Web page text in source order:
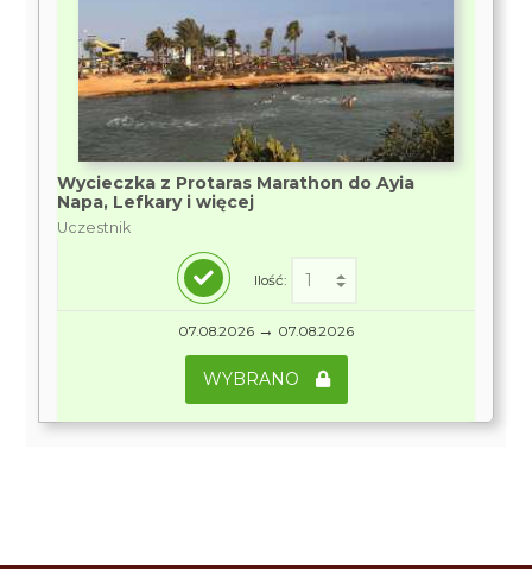
Wycieczka z Protaras Marathon do Ayia
Napa, Lefkary i więcej
Uczestnik
Ilość:
07.08.2026 → 07.08.2026
WYBRANO